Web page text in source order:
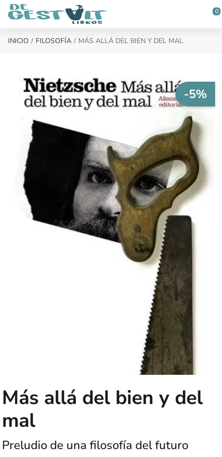
Saltar al contenido principal
0
INICIO FILOSOFÍA MÁS ALLÁ DEL BIEN Y DEL MAL
-5%
Más allá del bien y del
mal
Preludio de una filosofía del futuro